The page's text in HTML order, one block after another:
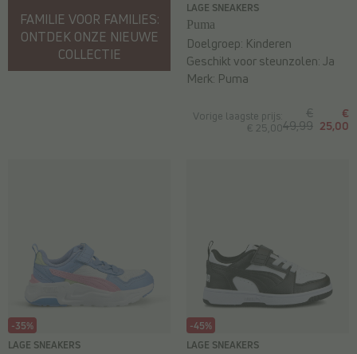
FAMILIE VOOR FAMILIES:
ONTDEK ONZE NIEUWE
COLLECTIE
LAGE SNEAKERS
Puma
Vorige laagste prijs:
€ 25,00
€
49,99
€
25,00
Doelgroep: Kinderen
Geschikt voor steunzolen:Ja
Merk: Puma
-35%
LAGE SNEAKERS
-45%
LAGE SNEAKERS